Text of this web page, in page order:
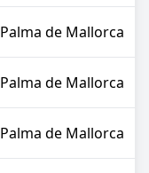
Palma de Mallorca
Palma de Mallorca
Palma de Mallorca